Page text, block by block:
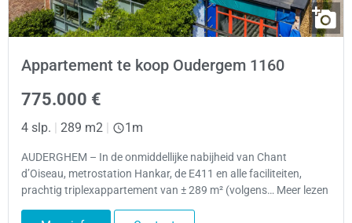
Appartement te koop Oudergem 1160
775.000 €
4 slp. 289 m2 1m
AUDERGHEM – In de onmiddellijke nabijheid van Chant
d’Oiseau, metrostation Hankar, de E411 en alle faciliteiten,
prachtig triplexappartement van ± 289 m² (volgens… Meer lezen